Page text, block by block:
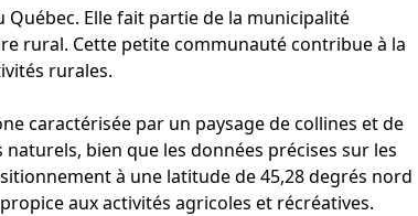
Elle fait partie de la municipalité
rural. Cette petite communauté contribue à la
rurales.
caractérisée par un paysage de collines et de
bien que les données précises sur les
à une latitude de 45,28 degrés nord
aux activités agricoles et récréatives.